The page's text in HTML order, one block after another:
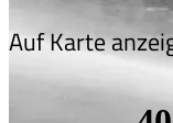
Auf Karte